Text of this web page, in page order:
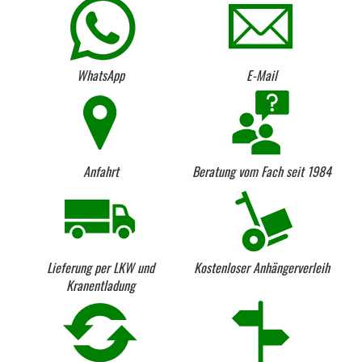
WhatsApp E-Mail
Anfahrt Beratung vom Fach seit 1984
Lieferung per LKW und
Kranentladung
Kostenloser Anhängerverleih